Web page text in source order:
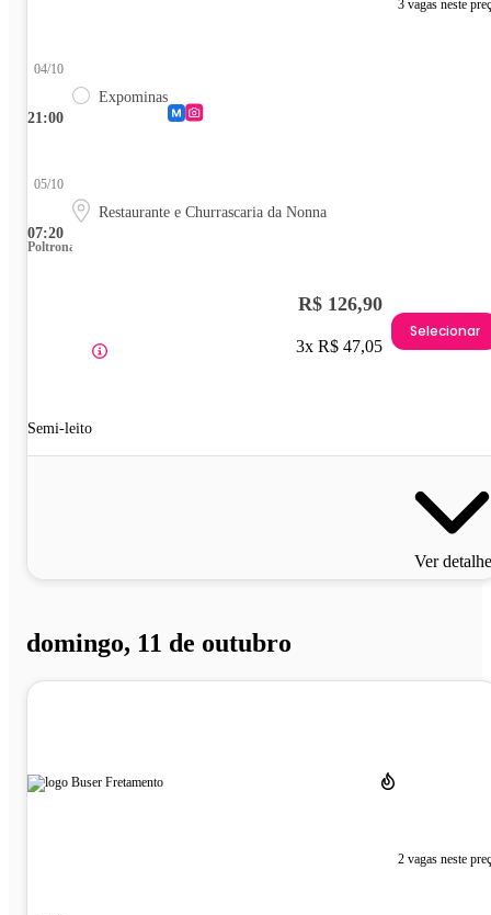
3 vagas neste
21:00
04/10
Expominas
07:20
05/10
Restaurante e Churrascaria da Nonna
Poltrona
Semi-leito
R$ 126,90
3x R$ 47,05
Selecionar
Ver
domingo, 11 de outubro
2 vagas neste